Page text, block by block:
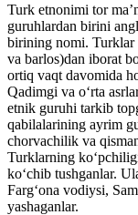
Turk etnonimi tor
guruhlardan birini
birining nomi. Turklar
va barlos)dan iborat
ortiq vaqt davomida
Qadimgi va o‘rta
etnik guruhi tarkib
qabilalarining ayrim
chorvachilik va
Turklarning
ko‘chib tushganlar.
Farg‘ona vodiysi,
yashaganlar.